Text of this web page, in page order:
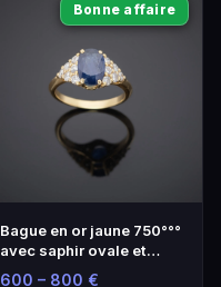
Bonne affaire
Bague en or jaune 750°°°
avec saphir ovale et
diamants - Élégance
600 – 800 €